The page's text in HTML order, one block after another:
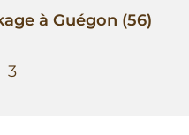
à Guégon (56)
3